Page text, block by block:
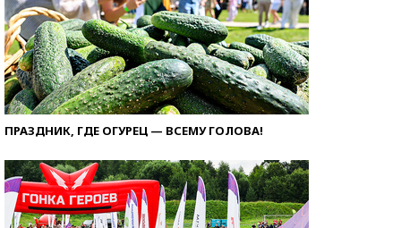
ПРАЗДНИК, ГДЕ ОГУРЕЦ — ВСЕМУ ГОЛОВА!